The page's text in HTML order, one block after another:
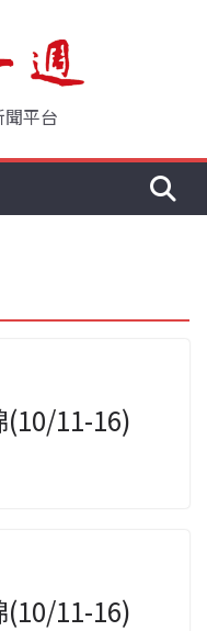
平台
(10/11-16)
(10/11-16)